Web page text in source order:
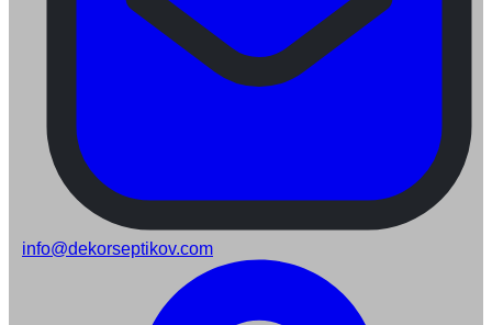
info@dekorseptikov.com